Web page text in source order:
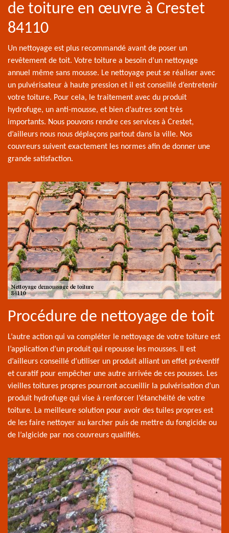
de toiture en œuvre à Crestet
84110
Un nettoyage est plus recommandé avant de poser un
revêtement de toit. Votre toiture a besoin d’un nettoyage
annuel même sans mousse. Le nettoyage peut se réaliser avec
un pulvérisateur à haute pression et il est conseillé d’entretenir
votre toiture. Pour cela, le traitement avec du produit
hydrofuge, un anti-mousse, et bien d’autres sont très
importants. Nous pouvons rendre ces services à Crestet,
d’ailleurs nous nous déplaçons partout dans la ville. Nos
couvreurs suivent exactement les normes afin de donner une
grande satisfaction.
Procédure de nettoyage de toit
L’autre action qui va compléter le nettoyage de votre toiture est
l’application d’un produit qui repousse les mousses. Il est
d’ailleurs conseillé d’utiliser un produit alliant un effet préventif
et curatif pour empêcher une autre arrivée de ces pousses. Les
vieilles toitures propres pourront accueillir la pulvérisation d’un
produit hydrofuge qui vise à renforcer l’étanchéité de votre
toiture. La meilleure solution pour avoir des tuiles propres est
de les faire nettoyer au karcher puis de mettre du fongicide ou
de l’algicide par nos couvreurs qualifiés.